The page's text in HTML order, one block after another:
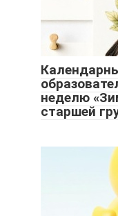
неделю
старшей